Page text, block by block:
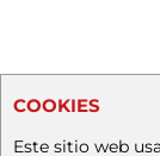
COOKIES
Este sitio web